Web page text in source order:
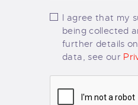
I agree that my
being collected
further details
data, see our